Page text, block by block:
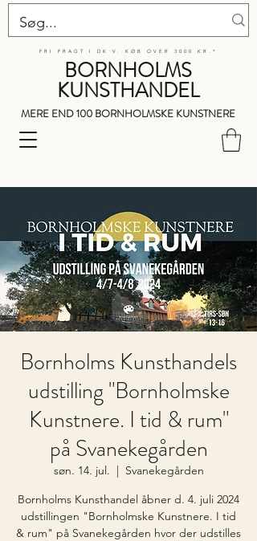
BORNHOLMS
KUNSTHANDEL
MERE END 100 BORNHOLMSKE KUNSTNERE
FRI FRAGT I DK V. KØB OVER 3000 KR.*
Bornholms Kunsthandels
udstilling "Bornholmske
Kunstnere. I tid & rum"
på Svanekegården
søn. 14. jul.
  |
Svanekegården
Bornholms Kunsthandel åbner d. 4. juli 2024
udstillingen "Bornholmske Kunstnere. I tid
& rum" på Svanekegården hvor der udstilles